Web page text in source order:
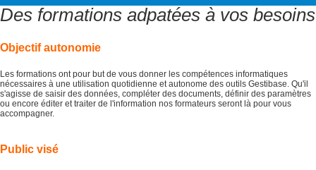
Des formations adpatées à vos besoins
Objectif autonomie
Les formations ont pour but de vous donner les compétences informatiques
nécessaires à une utilisation quotidienne et autonome des outils Gestibase. Qu'il
s'agisse de saisir des données, compléter des documents, définir des paramètres
ou encore éditer et traiter de l'information nos formateurs seront là pour vous
accompagner.
Public visé